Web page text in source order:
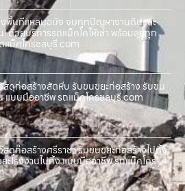
งพื้นที่แหลมฉบัง จบทุกปัญหางานดินและ
ด้วยบริการรถแม็คโคให้เช่า พร้อมลุยทุก
แม็คโครชลบุรี.com
ดุก่อสร้างสัตหีบ รับขนขยะก่อสร้าง รับขน
แบบมืออาชีพ รถแม็คโครชลบุรี.com
ดุก่อสร้างศรีราชา รับขนขยะก่อสร้างไปทิ้ง
ะโรงงานไปทิ้ง แบบมืออาชีพ รถแม็คโคร